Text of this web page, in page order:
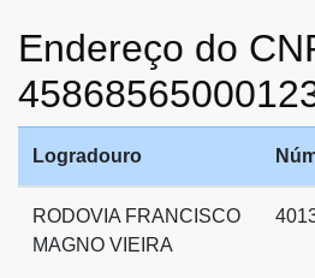
Endereço do
Logradouro
RODOVIA FRANCISCO
MAGNO VIEIRA